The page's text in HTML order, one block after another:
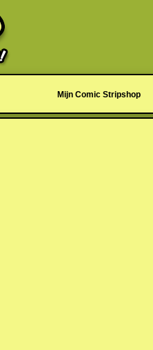
Mijn Comic Stripshop